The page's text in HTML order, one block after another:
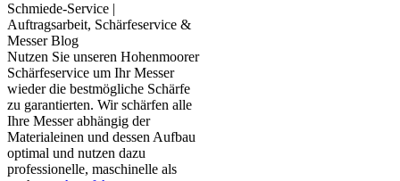
Schmiede-Service |
Auftragsarbeit, Schärfeservice &
Messer Blog
Nutzen Sie unseren Hohenmoorer
Schärfeservice um Ihr Messer
wieder die bestmögliche Schärfe
zu garantierten. Wir schärfen alle
Ihre Messer abhängig der
Materialeinen und dessen Aufbau
optimal und nutzen dazu
professionelle, maschinelle als